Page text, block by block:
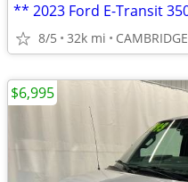
8/5 32k mi CAMBRIDGE
$6,995